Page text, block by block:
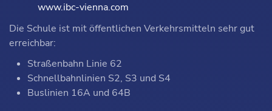
www.ibc-vienna.com
Die Schule ist mit öffentlichen Verkehrsmitteln sehr gut
erreichbar:
Straßenbahn Linie 62
Schnellbahnlinien S2, S3 und S4
Buslinien 16A und 64B